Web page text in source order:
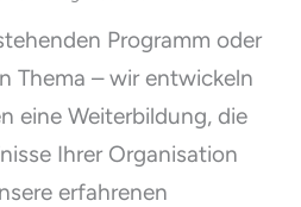
Programm oder
Thema – wir entwickeln
eine Weiterbildung, die
Ihrer Organisation
erfahrenen